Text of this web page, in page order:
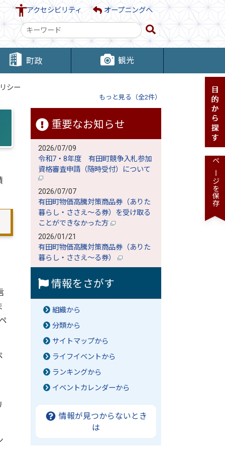
アクセシビリティ オープニングへ
検
索
キ
ー町政 観光
シー
もっと見る（全2件）
重要なお知らせ
2026/07/09
令和7・8年度 有田町競争入札参加
資格審査申請（随時受付）について
2026/07/07
有田町物価高騰対策商品券（ありた
暮らし・ささえ～る券）を受け取る
ことができなかった方
2026/01/21
有田町物価高騰対策商品券（ありた
暮らし・ささえ～る券）
情報をさがす
組織から
分類から
サイトマップから
ライフイベントから
ランキングから
イベントカレンダーから
情報が見つからないとき
は
ページを保存